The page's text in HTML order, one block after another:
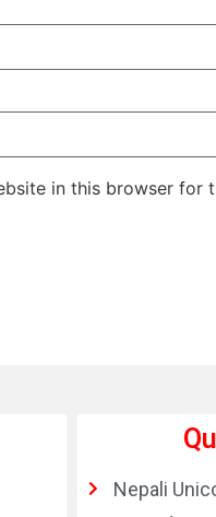
in this browser for
Nepali